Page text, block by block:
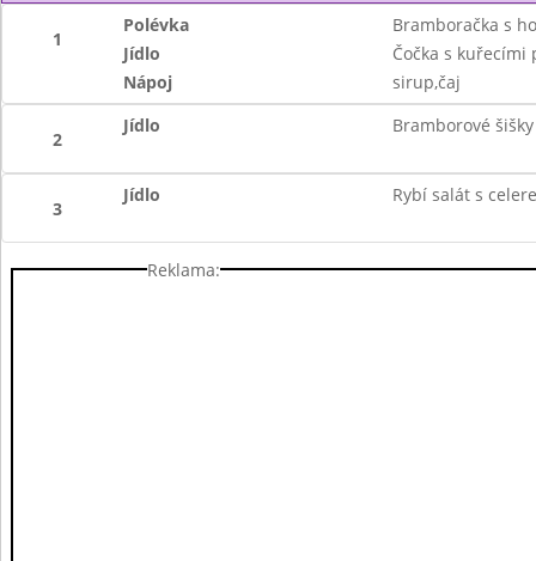
1
Polévka
Bramboračka s
Jídlo
Čočka s kuřecími
Nápoj
sirup,čaj
2
Jídlo Bramborové
3
Jídlo Rybí salát s
Reklama: